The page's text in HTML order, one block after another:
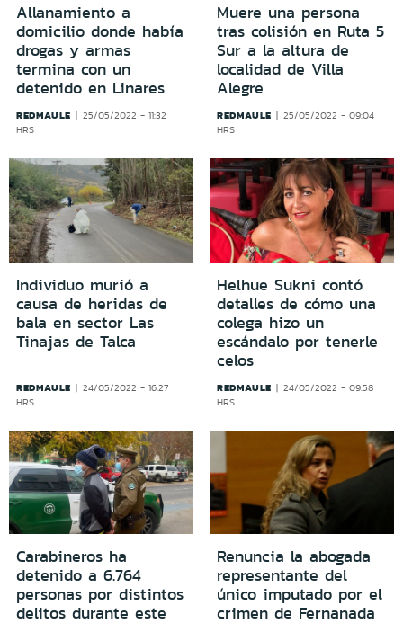
Allanamiento a
domicilio donde había
drogas y armas
termina con un
detenido en Linares
REDMAULE
25/05/2022 - 11:32
HRS
Muere una persona
tras colisión en Ruta 5
Sur a la altura de
localidad de Villa
Alegre
REDMAULE
25/05/2022 - 09:04
HRS
Individuo murió a
causa de heridas de
bala en sector Las
Tinajas de Talca
REDMAULE
24/05/2022 - 16:27
HRS
Helhue Sukni contó
detalles de cómo una
colega hizo un
escándalo por tenerle
celos
REDMAULE
24/05/2022 - 09:58
HRS
Carabineros ha
detenido a 6.764
personas por distintos
delitos durante este
Renuncia la abogada
representante del
único imputado por el
crimen de Fernanada